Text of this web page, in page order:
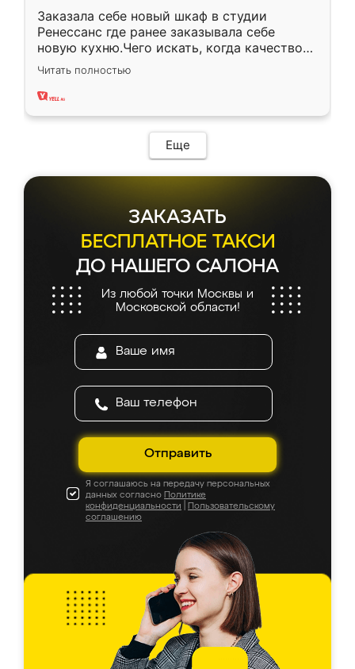
Заказала себе новый шкаф в студии
Ренессанс где ранее заказывала себе
новую кухню.Чего искать, когда качеством
вполне довольна. Служит кухня уже почти
два года, нареканий нет.
Читать полностью
Еще
ЗАКАЗАТЬ
БЕСПЛАТНОЕ ТАКСИ
ДО НАШЕГО САЛОНА
Из любой точки Москвы и
Московской области!
Отправить
Я соглашаюсь на передачу персональных
данных согласно Политике
конфиденциальности
Пользовательскому
соглашению